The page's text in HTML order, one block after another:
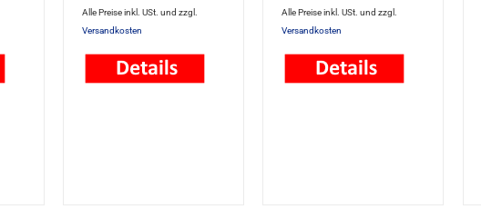
Alle Preise inkl. USt. und zzgl.
Versandkosten
Alle Preise inkl. USt. und zzgl.
Versandkosten